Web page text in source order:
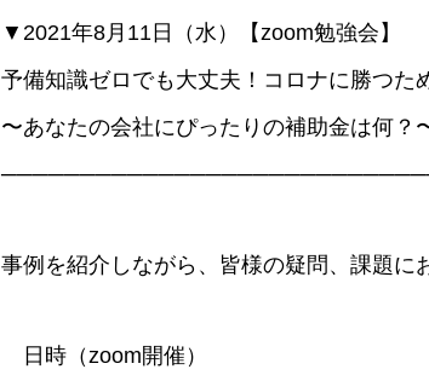
▼2021年8月11日（水）【zoom勉強会】
予備知識ゼロでも大丈夫！コロナに勝つた
〜あなたの会社にぴったりの補助金は何？
事例を紹介しながら、皆様の疑問、課題に
日時（zoom開催）